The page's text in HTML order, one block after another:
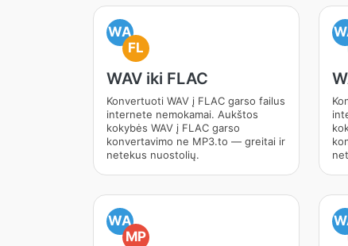
WA
FL
WAV iki FLAC
Konvertuoti WAV į FLAC garso failus
internete nemokamai. Aukštos
kokybės WAV į FLAC garso
konvertavimo ne MP3.to — greitai ir
netekus nuostolių.
WA
MP